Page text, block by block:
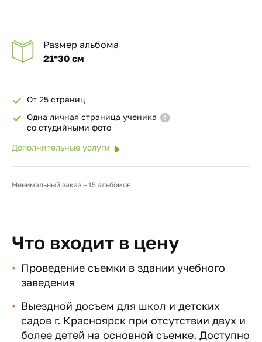
Размер альбома
21*30 см
От 25 страниц
Одна личная страница ученика
со студийными фото
Дополнительные услуги
Минимальный заказ – 15 альбомов
Что входит в цену
Проведение съемки в здании учебного
заведения
Выездной досъем для школ и детских
садов г. Красноярск при отсутствии двух и
более детей на основной съемке. Доступно